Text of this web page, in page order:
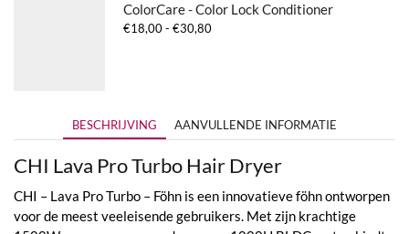
ColorCare - Color Lock Conditioner
€18,00- €30,80Prijsklasse:
BESCHRIJVING AANVULLENDE INFORMATIE
CHI Lava Pro Turbo Hair Dryer
CHI – Lava Pro Turbo – Föhn is een innovatieve föhn ontworpen
voor de meest veeleisende gebruikers. Met zijn krachtige